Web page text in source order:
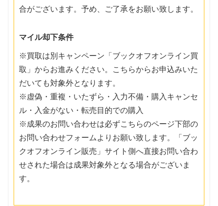
合がございます。予め、ご了承をお願い致します。
マイル却下条件
※買取は別キャンペーン「ブックオフオンライン買
取」からお進みください。こちらからお申込みいた
だいても対象外となります。
※虚偽・重複・いたずら・入力不備・購入キャンセ
ル・入金がない・転売目的での購入
※成果のお問い合わせは必ずこちらのページ下部の
お問い合わせフォームよりお願い致します。「ブッ
クオフオンライン販売」サイト側へ直接お問い合わ
せされた場合は成果対象外となる場合がございま
す。